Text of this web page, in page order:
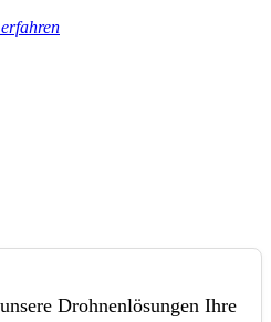
Drohnenlösungen Ihre